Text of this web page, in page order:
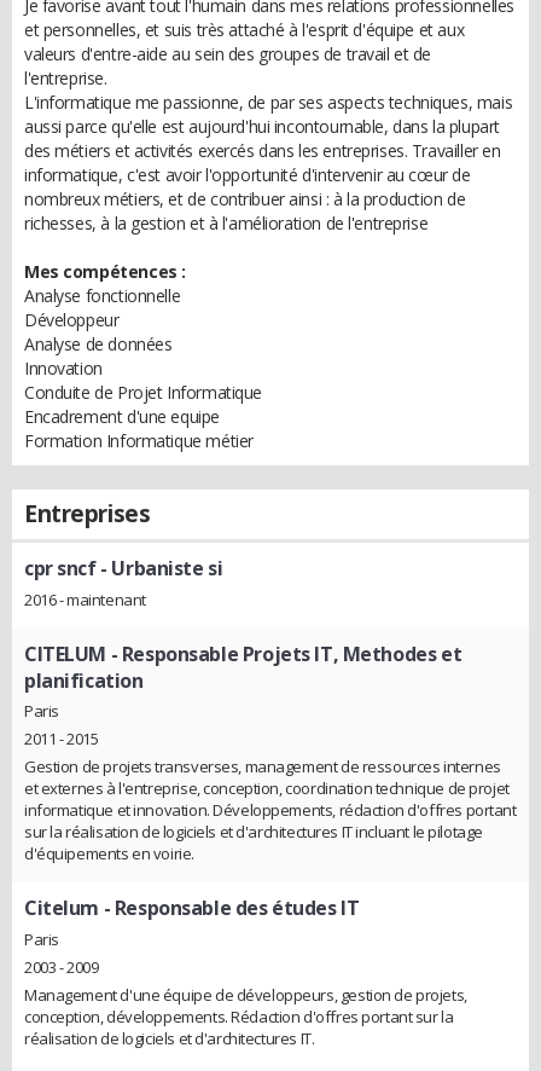
Je favorise avant tout l'humain dans mes relations professionnelles
et personnelles, et suis très attaché à l'esprit d'équipe et aux
valeurs d'entre-aide au sein des groupes de travail et de
l'entreprise.
L'informatique me passionne, de par ses aspects techniques, mais
aussi parce qu'elle est aujourd'hui incontournable, dans la plupart
des métiers et activités exercés dans les entreprises. Travailler en
informatique, c'est avoir l'opportunité d'intervenir au cœur de
nombreux métiers, et de contribuer ainsi : à la production de
richesses, à la gestion et à l'amélioration de l'entreprise
Mes compétences :
Analyse fonctionnelle
Développeur
Analyse de données
Innovation
Conduite de Projet Informatique
Encadrement d'une equipe
Formation Informatique métier
Entreprises
cpr sncf- Urbaniste si
2016 - maintenant
CITELUM - Responsable Projets IT, Methodes et
planification
Paris
2011 - 2015
Gestion de projets transverses, management de ressources internes
et externes à l'entreprise, conception, coordination technique de projet
informatique et innovation. Développements, rédaction d'offres portant
sur la réalisation de logiciels et d'architectures IT incluant le pilotage
d'équipements en voirie.
Citelum - Responsable des études IT
Paris
2003 - 2009
Management d'une équipe de développeurs, gestion de projets,
conception, développements. Rédaction d'offres portant sur la
réalisation de logiciels et d'architectures IT.